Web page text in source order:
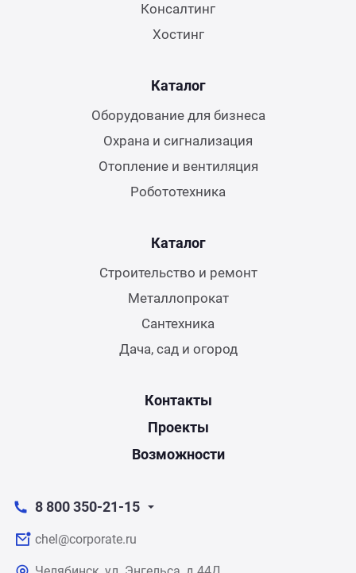
Консалтинг
Хостинг
Каталог
Оборудование для бизнеса
Охрана и сигнализация
Отопление и вентиляция
Робототехника
Каталог
Строительство и ремонт
Металлопрокат
Сантехника
Дача, сад и огород
Контакты
Проекты
Возможности
8 800 350-21-15
chel@corporate.ru